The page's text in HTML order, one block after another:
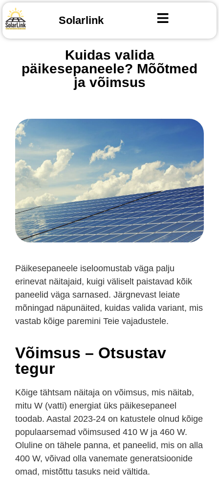
Solarlink
Kuidas valida
päikesepaneele? Mõõtmed
ja võimsus
Päikesepaneele iseloomustab väga palju
erinevat näitajaid, kuigiväliselt paistavad kõik
paneelid väga sarnased. Järgnevast leiate
mõningad näpunäited, kuidas valida variant, mis
vastab kõige paremini Teie vajadustele.
Võimsus – Otsustav
tegur
Kõige tähtsam näitaja on võimsus, mis näitab,
mitu W (vatti) energiat üks päikesepaneel
toodab. Aastal 2023-24 on katustele olnud kõige
populaarsemad võimsused 410 W ja 460 W.
Oluline on tähele panna, et paneelid, mis on alla
400 W, võivad olla vanemate generatsioonide
omad, mistõttu tasuks neid vältida.